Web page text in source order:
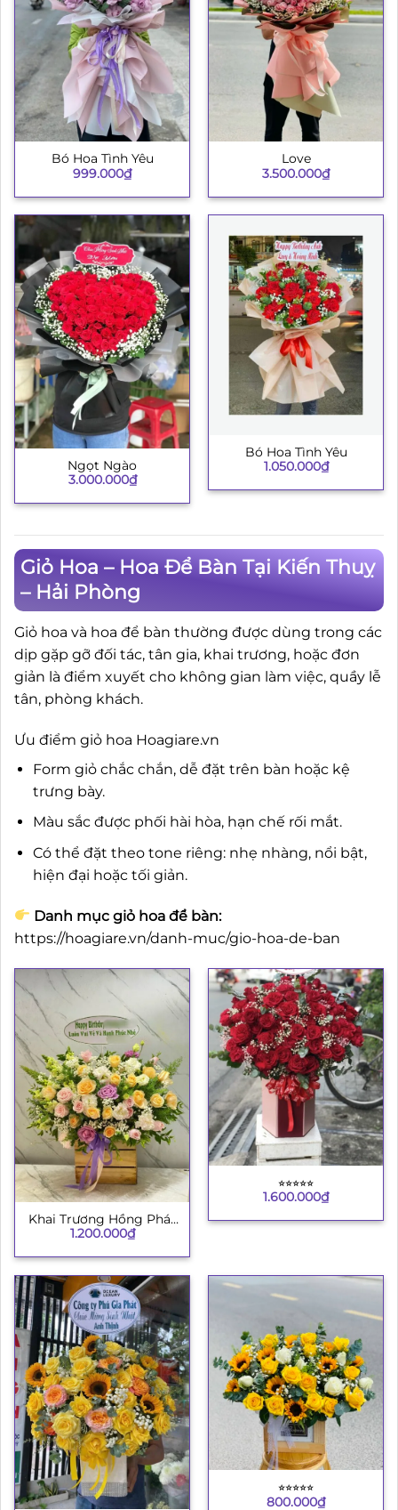
Bó Hoa Tình Yêu
999.000₫
Love
3.500.000₫
Ngọt Ngào
3.000.000₫
Bó Hoa Tình Yêu
1.050.000₫
Giỏ Hoa – Hoa Để Bàn Tại Kiến Thuỵ
– Hải Phòng
Giỏ hoa và hoa để bàn thường được dùng trong các
dịp gặp gỡ đối tác, tân gia, khai trương, hoặc đơn
giản là điểm xuyết cho không gian làm việc, quầy lễ
tân, phòng khách.
Ưu điểm giỏ hoa Hoagiare.vn
Form giỏ chắc chắn, dễ đặt trên bàn hoặc kệ
trưng bày.
Màu sắc được phối hài hòa, hạn chế rối mắt.
Có thể đặt theo tone riêng: nhẹ nhàng, nổi bật,
hiện đại hoặc tối giản.
Danh mục giỏ hoa để bàn:
https://hoagiare.vn/danh-muc/gio-hoa-de-ban
Khai Trương Hồng Phát
4
1.200.000₫
⭐︎⭐︎⭐︎⭐︎⭐︎
1.600.000₫
⭐︎⭐︎⭐︎⭐︎⭐︎
800.000₫